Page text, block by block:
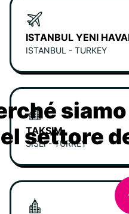
ISTANBUL YENI
ISTANBUL - TURKEY
TAKSIM
SISLI - TURKEY
settore